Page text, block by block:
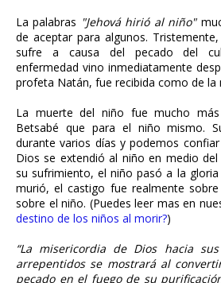
La palabras "Jehová hirió al niño"
de aceptar para algunos.
sufre a causa del pecado del
enfermedad vino inmediatamente
profeta Natán, fue recibida como de la
La muerte del niño fue mucho
Betsabé que para el niño mismo.
durante varios días y podemos
Dios se extendió al niño en medio
su sufrimiento, el niño pasó a la
murió, el castigo fue realmente
sobre el niño. (Puedes leer mas en
destino de los niños al morir?)
“La misericordia de Dios hacia
arrepentidos se mostrará al
pecado en el fuego de su